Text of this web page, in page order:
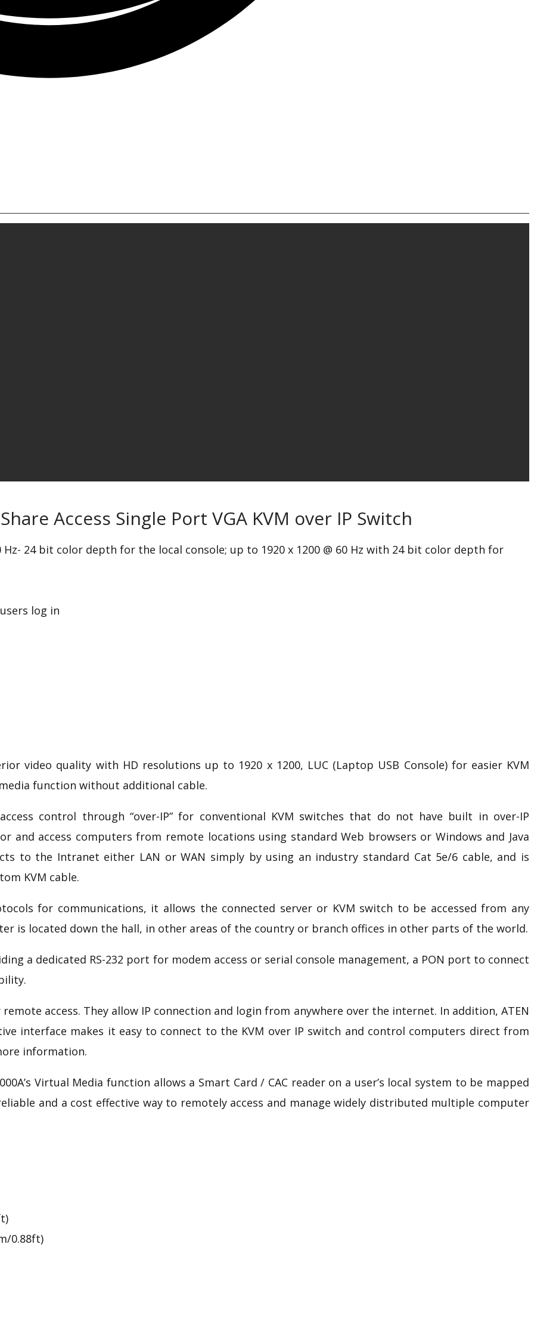
Access Single Port VGA KVM over IP Switch
Hz- 24 bit color depth for the local console; up to 1920 x 1200 @ 60 Hz with 24 bit color depth for
log in
video quality with HD resolutions up to 1920 x 1200, LUC (Laptop USB Console) for easier KVM
function without additional cable.
control through “over-IP” for conventional KVM switches that do not have built in over-IP
access computers from remote locations using standard Web browsers or Windows and Java
to the Intranet either LAN or WAN simply by using an industry standard Cat 5e/6 cable, and is
KVM cable.
for communications, it allows the connected server or KVM switch to be accessed from any
is located down the hall, in other areas of the country or branch offices in other parts of the world.
a dedicated RS-232 port for modem access or serial console management, a PON port to connect
remote access. They allow IP connection and login from anywhere over the internet. In addition, ATEN
interface makes it easy to connect to the KVM over IP switch and control computers direct from
information.
Virtual Media function allows a Smart Card / CAC reader on a user’s local system to be mapped
and a cost effective way to remotely access and manage widely distributed multiple computer
0.88ft)